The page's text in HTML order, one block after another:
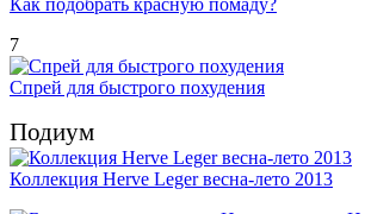
7
Спрей для быстрого похудения
Подиум
Коллекция Herve Leger весна-лето 2013